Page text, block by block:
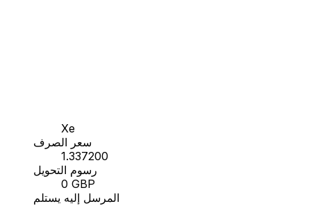
Xe
سعر الصرف
1.337200
رسوم التحويل
0 GBP
المرسل إليه يستلم